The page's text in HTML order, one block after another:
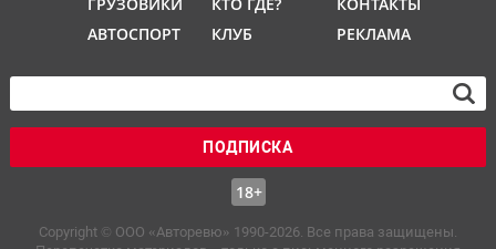
АВТОСПОРТ
КЛУБ
РЕКЛАМА
ПОДПИСКА
18+
Copyright © OOO «Авторевю» 1990-2026. Все права защищены.